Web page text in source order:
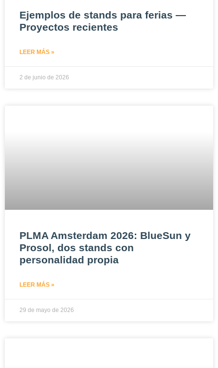
Ejemplos de stands para ferias —
Proyectos recientes
LEER MÁS »
2 de junio de 2026
PLMA Amsterdam 2026: BlueSun y
Prosol, dos stands con
personalidad propia
LEER MÁS »
29 de mayo de 2026